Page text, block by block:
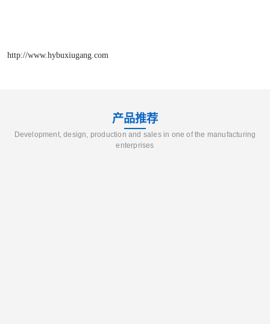
http://www.hybuxiugang.com
产品推荐
Development, design, production and sales in one of the manufacturing
enterprises